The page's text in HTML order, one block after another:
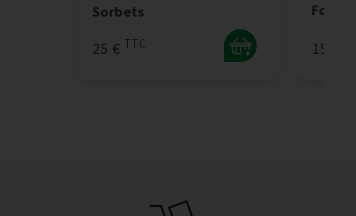
Sorbets
25 € TTC
+
Fouet
15 €